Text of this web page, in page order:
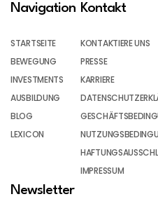
Navigation
STARTSEITE
BEWEGUNG
INVESTMENTS
AUSBILDUNG
BLOG
LEXICON
Kontakt
KONTAKTIERE UNS
PRESSE
KARRIERE
IMPRESSUM
Newsletter